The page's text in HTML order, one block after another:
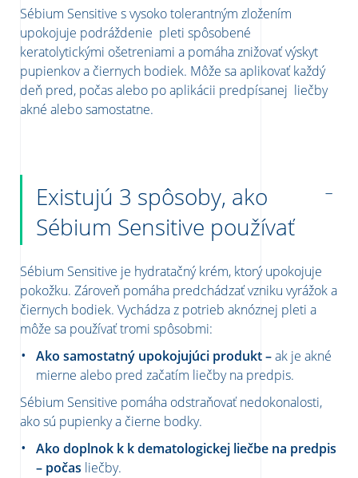
Sébium Sensitive s vysoko tolerantným zložením
upokojuje podráždenie pleti spôsobené
keratolytickými ošetreniami a pomáha znižovať výskyt
pupienkov a čiernych bodiek. Môže sa aplikovať každý
deň pred, počas alebo po aplikácii predpísanej liečby
akné alebo samostatne.
Existujú 3 spôsoby, ako
Sébium Sensitive používať
Sébium Sensitive je hydratačný krém, ktorý upokojuje
pokožku. Zároveň pomáha predchádzať vzniku vyrážok a
čiernych bodiek. Vychádza z potrieb aknóznej pleti a
môže sa používať tromi spôsobmi:
Ako samostatný upokojujúci produkt –ak je akné
mierne alebo pred začatím liečby na predpis.
Sébium Sensitive pomáha odstraňovať nedokonalosti,
ako sú pupienky a čierne bodky.
Ako doplnok k k dematologickej liečbe na predpis
– počas liečby.